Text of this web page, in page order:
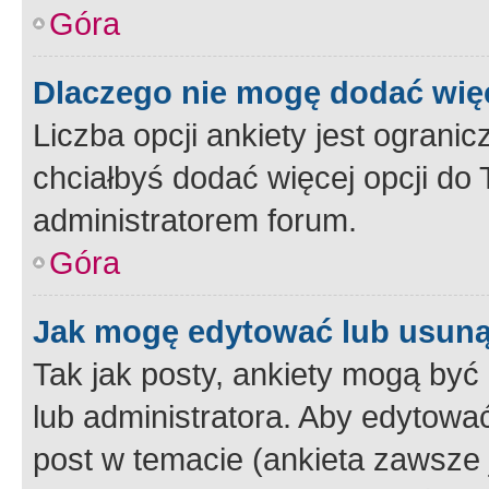
Góra
Dlaczego nie mogę dodać
Liczba opcji ankiety jest
chciałbyś dodać więcej opcji
administratorem forum.
Góra
Jak mogę edytować lub
Tak jak posty, ankiety mogą
lub administratora. Aby
post w temacie (ankieta